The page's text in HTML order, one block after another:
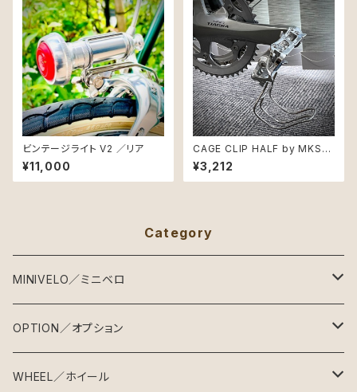
ビンテージライト V2 ／リア
¥11,000
CAGE CLIP HALF by MKS
／ ケージクリップハーフ
¥3,212
Category
MINIVELO／ミニベロ
BILLION MAKES
SG-1
CYCLE MAKES
OPTION／オプション
BILLION MAKES
WHEEL／ホイール